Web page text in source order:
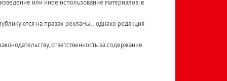
или иное использование материалов, в
на правах рекламы. , однако редакция
ответственность за содержание